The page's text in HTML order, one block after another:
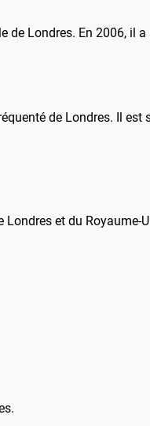
Londres. En 2006, il
de Londres. Il est
et du Royaume-